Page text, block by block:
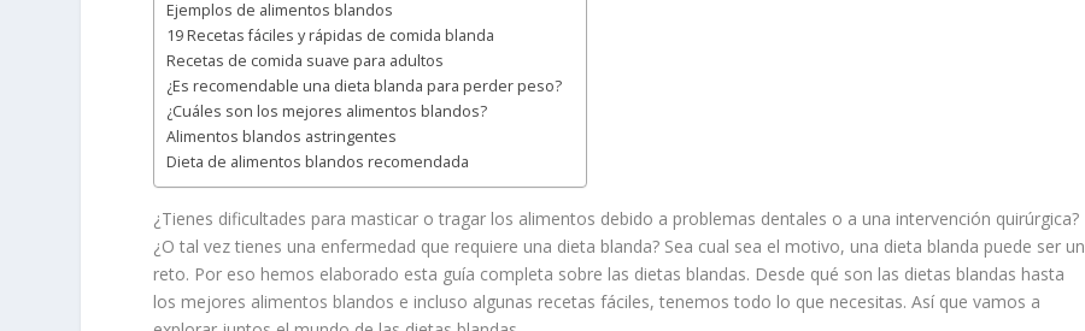
Ejemplos de alimentos blandos
19 Recetas fáciles y rápidas de comida blanda
Recetas de comida suave para adultos
¿Es recomendable una dieta blanda para perder peso?
¿Cuáles son los mejores alimentos blandos?
Alimentos blandos astringentes
Dieta de alimentos blandos recomendada
¿Tienes dificultades para masticar o tragar los alimentos debido a problemas dentales o a una intervención quirúrgica?
¿O tal vez tienes una enfermedad que requiere una dieta blanda? Sea cual sea el motivo, una dieta blanda puede ser un
reto. Por eso hemos elaborado esta guía completa sobre las dietas blandas. Desde qué son las dietas blandas hasta
los mejores alimentos blandos e incluso algunas recetas fáciles, tenemos todo lo que necesitas. Así que vamos a